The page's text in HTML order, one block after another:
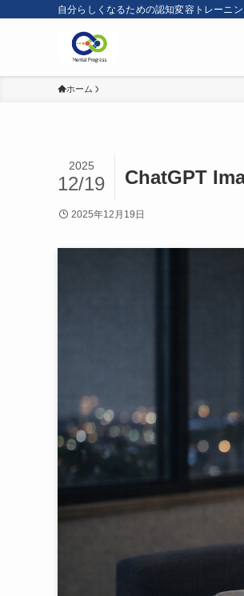
自分らしくなるための認知変容トレーニ
ホーム
ChatGPT
2025
12/19
2025年12月19日